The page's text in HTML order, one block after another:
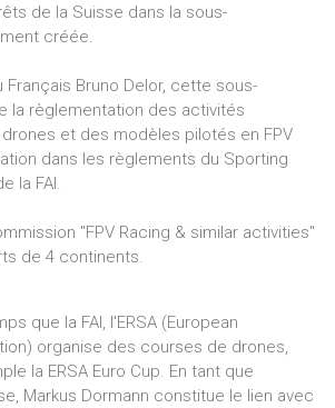
de la Suisse dans la sous-
créée.
Bruno Delor, cette sous-
la règlementation des activités
et des modèles pilotés en FPV
dans les règlements du Sporting
la FAI.
"FPV Racing & similar activities"
de 4 continents.
que la FAI, l'ERSA (European
organise des courses de drones,
la ERSA Euro Cup. En tant que
Markus Dormann constitue le lien avec